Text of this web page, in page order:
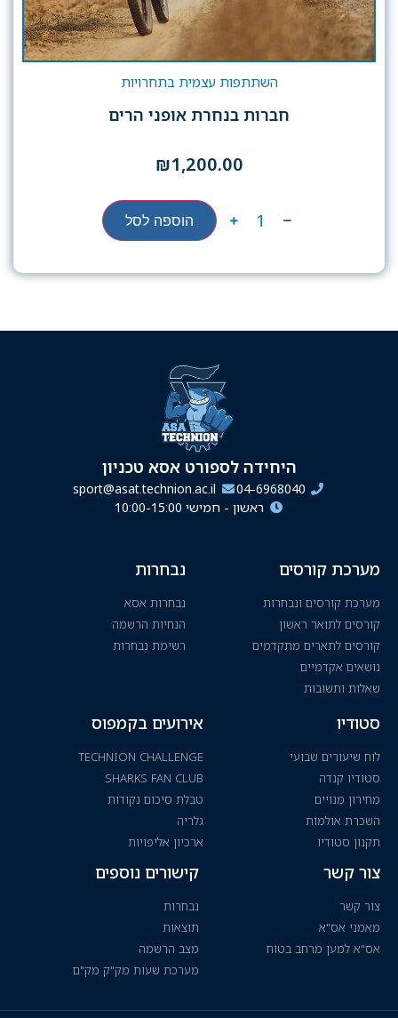
השתתפות עצמית בתחרויות
חברות בנחרת אופני הרים
₪1,200.00
הוספה לסל
היחידה לספורט אסא טכניון
04-6968040
sport@asat.technion.ac.il
ראשון - חמישי 10:00-15:00
מערכת קורסים
מערכת קורסים ונבחרות
קורסים לתואר ראשון
קורסים לתארים מתקדמים
נושאים אקדמיים
שאלות ותשובות
נבחרות
נבחרות אסא
הנחיות הרשמה
רשימת נבחרות
סטודיו
לוח שיעורים שבועי
סטודיו קנדה
מחירון מנויים
השכרת אולמות
תקנון סטודיו
אירועים בקמפוס
TECHNION CHALLENGE
SHARKS FAN CLUB
טבלת סיכום נקודות
גלריה
ארכיון אליפויות
צור קשר
צור קשר
מאמני אס"א
אס"א למען מרחב בטוח
קישורים נוספים
נבחרות
תוצאות
מצב הרשמה
מערכת שעות מק"ק מק"ם